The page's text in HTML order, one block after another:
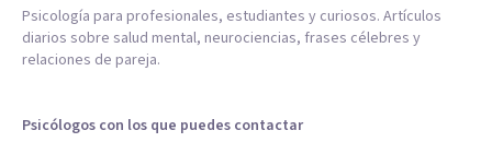
Psicología para profesionales, estudiantes y curiosos. Artículos
diarios sobre salud mental, neurociencias, frases célebres y
relaciones de pareja.
Psicólogos con los que puedes contactar